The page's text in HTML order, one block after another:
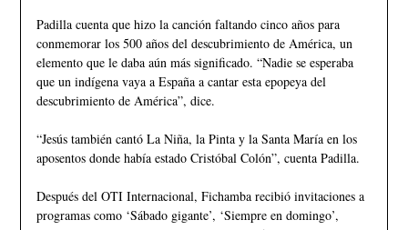
Padilla cuenta que hizo la canción faltando cinco años para
conmemorar los 500 años del descubrimiento de América, un
elemento que le daba aún más significado. “Nadie se esperaba
que un indígena vaya a España a cantar esta epopeya del
descubrimiento de América”, dice.
“Jesús también cantó La Niña, la Pinta y la Santa María en los
aposentos donde había estado Cristóbal Colón”, cuenta Padilla.
Después del OTI Internacional, Fichamba recibió invitaciones a
programas como ‘Sábado gigante’, ‘Siempre en domingo’,